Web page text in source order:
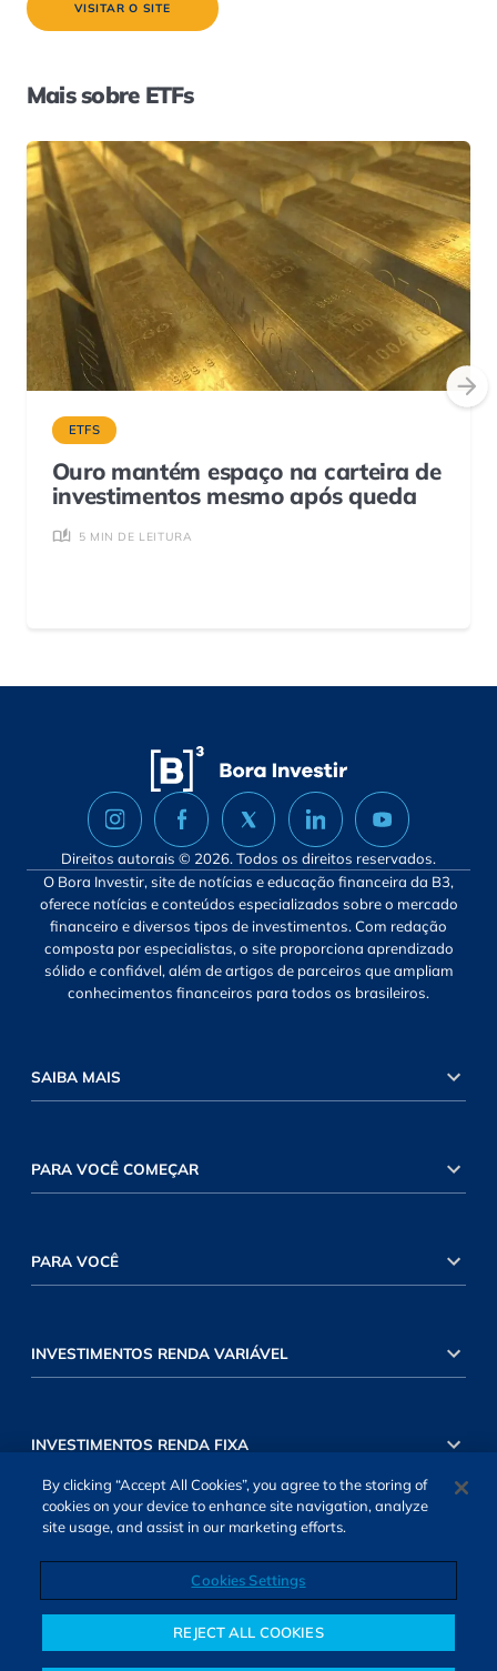
VISITAR O SITE
Mais sobre ETFs
ETFS
Ouro mantém espaço na carteira de
investimentos mesmo após queda
5 MIN DE LEITURA
Direitos autorais © 2026. Todos os direitos reservados.
O Bora Investir, site de notícias e educação financeira da B3,
oferece notícias e conteúdos especializados sobre o mercado
financeiro e diversos tipos de investimentos. Com redação
composta por especialistas, o site proporciona aprendizado
sólido e confiável, além de artigos de parceiros que ampliam
conhecimentos financeiros para todos os brasileiros.
SAIBA MAIS
PARA VOCÊ COMEÇAR
PARA VOCÊ
INVESTIMENTOS RENDA VARIÁVEL
INVESTIMENTOS RENDA FIXA
Cookies Settings
By clicking “Accept All Cookies”, you agree to the storing of
cookies on your device to enhance site navigation, analyze
site usage, and assist in our marketing efforts.
Cookies Settings
REJECT ALL COOKIES